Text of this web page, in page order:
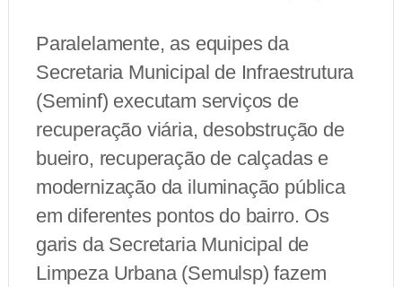
Paralelamente, as equipes da
Secretaria Municipal de Infraestrutura
(Seminf) executam serviços de
recuperação viária, desobstrução de
bueiro, recuperação de calçadas e
modernização da iluminação pública
em diferentes pontos do bairro. Os
garis da Secretaria Municipal de
Limpeza Urbana (Semulsp) fazem